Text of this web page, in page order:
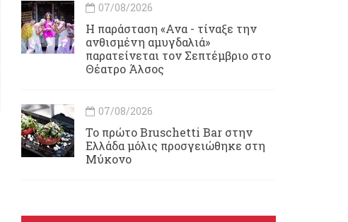
07/08/2026
Η παράσταση «Ανα - τίναξε την
ανθισμένη αμυγδαλιά»
παρατείνεται τον Σεπτέμβριο στο
Θέατρο Άλσος
07/08/2026
Το πρώτο Bruschetti Bar στην
Ελλάδα μόλις προσγειώθηκε στη
Μύκονο